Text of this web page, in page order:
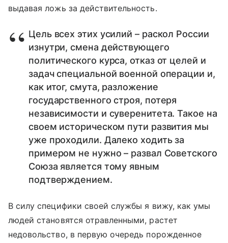
выдавая ложь за действительность.
Цель всех этих усилий – раскол России
изнутри, смена действующего
политического курса, отказ от целей и
задач специальной военной операции и,
как итог, смута, разложение
государственного строя, потеря
независимости и суверенитета. Такое на
своем историческом пути развития мы
уже проходили. Далеко ходить за
примером не нужно – развал Советского
Союза является тому явным
подтверждением.
В силу специфики своей службы я вижу, как умы
людей становятся отравленными, растет
недовольство, в первую очередь порожденное